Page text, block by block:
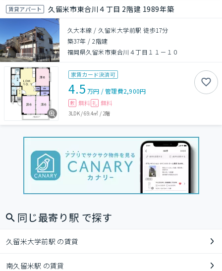
賃貸アパート 久留米市東合川４丁目 2階建 1989年築
久大本線 / 久留米大学前駅 徒歩17分
築37年 /2階建
福岡県久留米市東合川４丁目１１－１０
家賃カード決済可
4.5 万円 /管理費2,900円
敷 無料 礼 無料
3LDK/69.4㎡ /2階
同じ最寄り駅 で探す
久留米大学前駅 の賃貸
南久留米駅 の賃貸